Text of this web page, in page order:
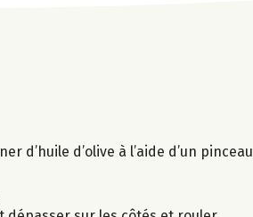
d’huile d’olive à l’aide d’un pinceau